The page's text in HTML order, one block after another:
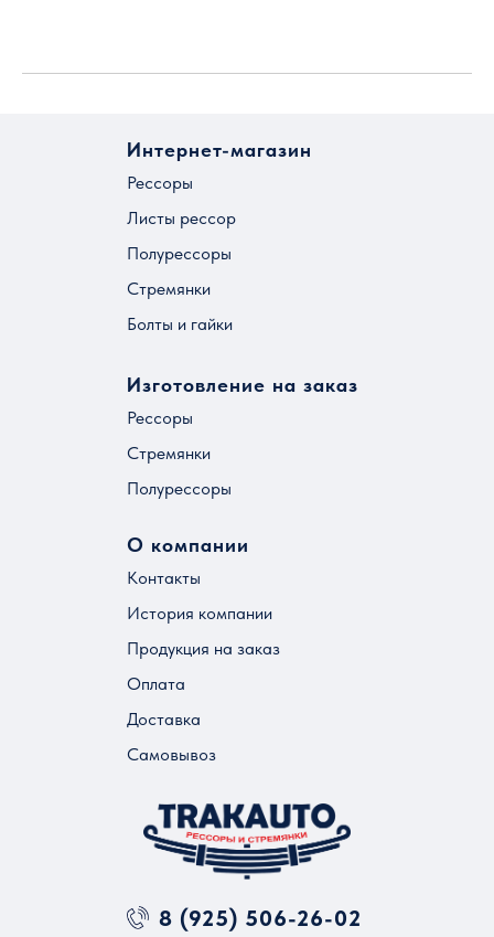
Интернет-магазин
Рессоры
Листы рессор
Полурессоры
Стремянки
Болты и гайки
Изготовление на заказ
Рессоры
Стремянки
Полурессоры
О компании
Контакты
История компании
Продукция на заказ
Оплата
Доставка
Самовывоз
8 (925) 506-26-02